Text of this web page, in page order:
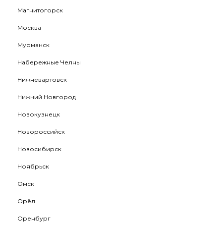
Магнитогорск
Москва
Мурманск
Набережные Челны
Нижневартовск
Нижний Новгород
Новокузнецк
Новороссийск
Новосибирск
Ноябрьск
Омск
Орёл
Оренбург